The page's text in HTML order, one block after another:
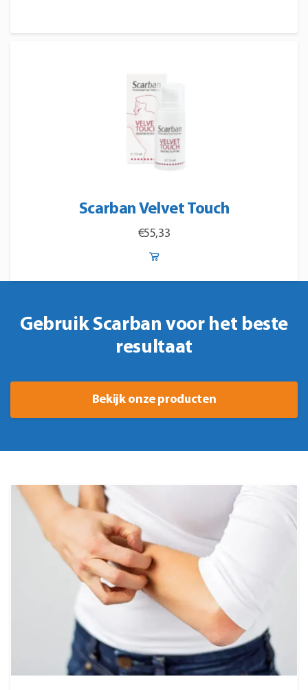
Scarban Velvet Touch
€55,33
Gebruik Scarban voor het beste
resultaat
Bekijk onze producten